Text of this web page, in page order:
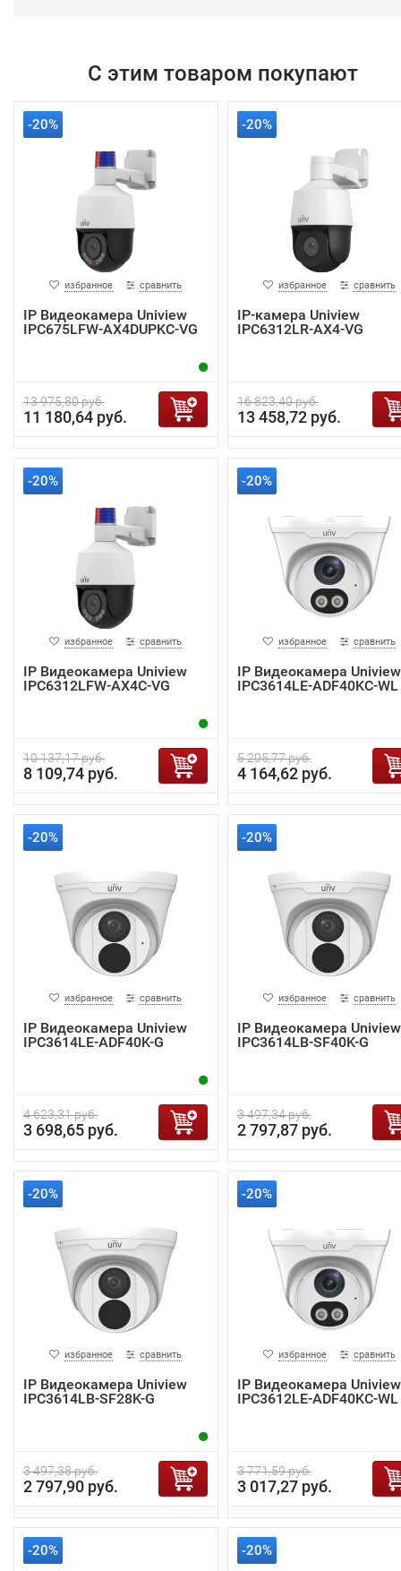
С этим товаром покупают
-20%
избранное сравнить
IP Видеокамера Uniview
IPC675LFW-AX4DUPKC-VG
13 975,80 руб.
11 180,64 руб.
-20%
избранное сравнить
IP-камера Uniview
IPC6312LR-AX4-VG
16 823,40 руб.
13 458,72 руб.
-20%
избранное сравнить
IP Видеокамера Uniview
IPC6312LFW-AX4C-VG
10 137,17 руб.
8 109,74 руб.
-20%
избранное сравнить
IP Видеокамера Uniview
IPC3614LE-ADF40KC-WL
5 205,77 руб.
4 164,62 руб.
-20%
избранное сравнить
IP Видеокамера Uniview
IPC3614LE-ADF40K-G
4 623,31 руб.
3 698,65 руб.
-20%
избранное сравнить
IP Видеокамера Uniview
IPC3614LB-SF40K-G
3 497,34 руб.
2 797,87 руб.
-20%
избранное сравнить
IP Видеокамера Uniview
IPC3614LB-SF28K-G
3 497,38 руб.
2 797,90 руб.
-20%
избранное сравнить
IP Видеокамера Uniview
IPC3612LE-ADF40KC-WL
3 771,59 руб.
3 017,27 руб.
-20% -20%